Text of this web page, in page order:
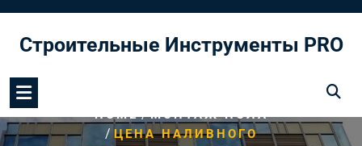
содержимому
Строительные Инструменты PRO
HOME/МОНТАЖ ПОЛА
/ ЦЕНА НАЛИВНОГО